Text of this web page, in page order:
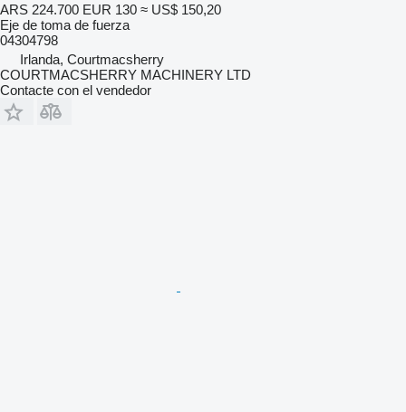
ARS 224.700 EUR 130 ≈ US$ 150,20
Eje de toma de fuerza
04304798
Irlanda, Courtmacsherry
COURTMACSHERRY MACHINERY LTD
Contacte con el vendedor